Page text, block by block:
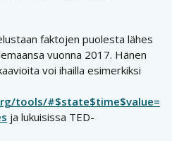
faktojen puolesta lähes
vuonna 2017. Hänen
voi ihailla esimerkiksi
tools/#$state$time$value=
ja lukuisissa TED-